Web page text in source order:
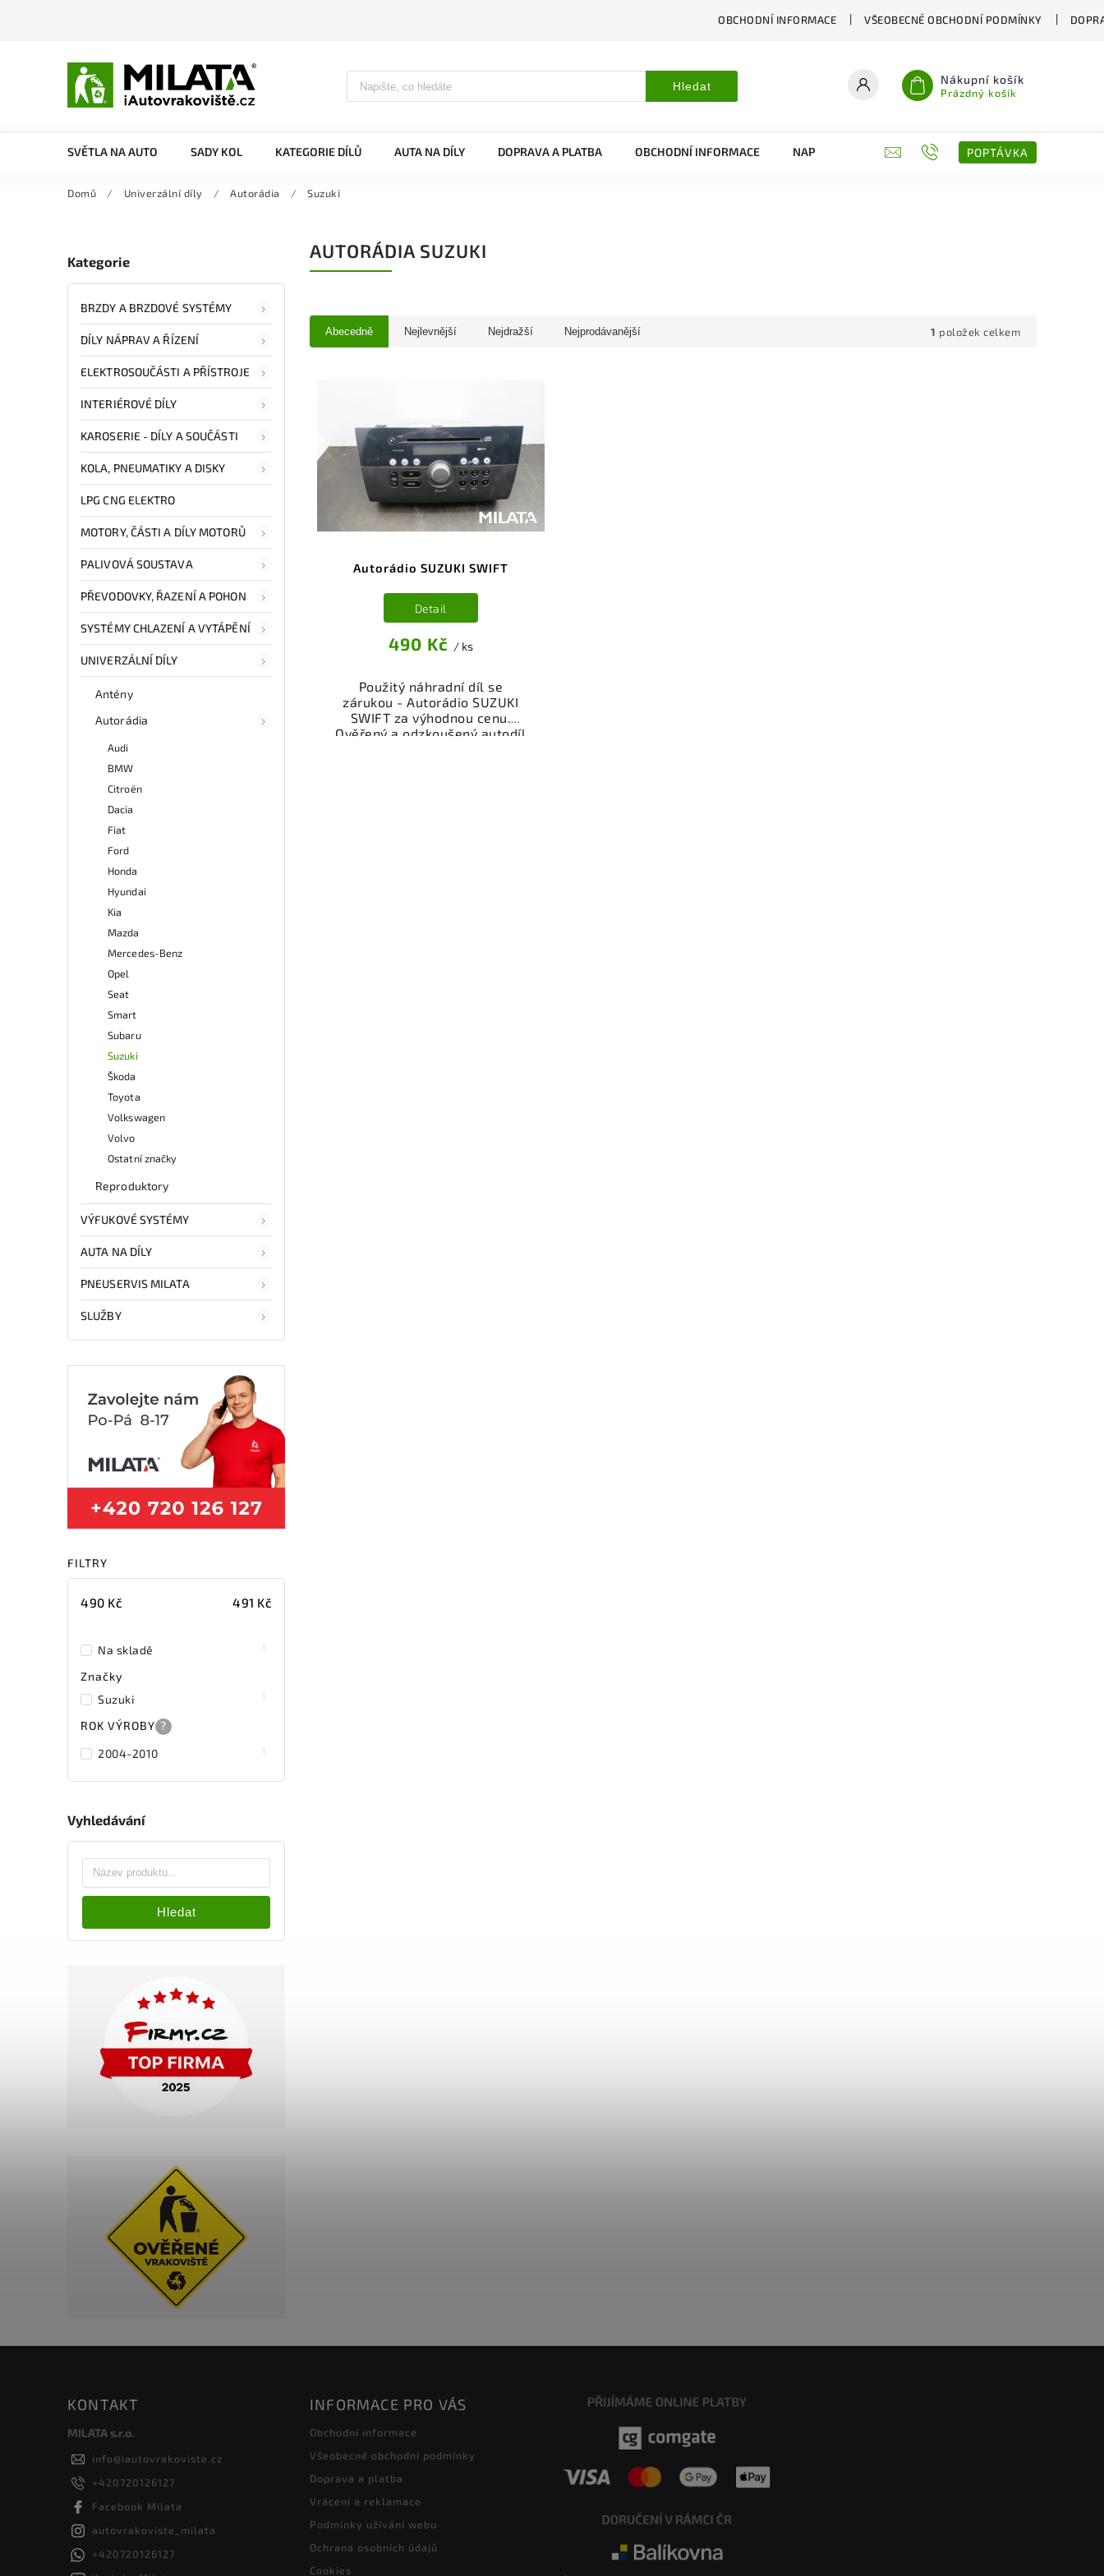
OBCHODNÍ INFORMACE VŠEOBECNÉ OBCHODNÍ PODMÍNKY
Hledat Nákupní košík
Prázdný košík
SVĚTLA NA AUTO SADY KOL KATEGORIE DÍLŮ AUTA NA DÍLY DOPRAVA A PLATBA OBCHODNÍ INFORMACE NAPIŠTE NÁM KONTAKTY POPTÁVKA
Domů / Univerzální díly / Autorádia / Suzuki
Kategorie
BRZDY A BRZDOVÉ SYSTÉMY
DÍLY NÁPRAV A ŘÍZENÍ
ELEKTROSOUČÁSTI A PŘÍSTROJE
INTERIÉROVÉ DÍLY
KAROSERIE - DÍLY A SOUČÁSTI
KOLA, PNEUMATIKY A DISKY
LPG CNG ELEKTRO
MOTORY, ČÁSTI A DÍLY MOTORŮ
PALIVOVÁ SOUSTAVA
PŘEVODOVKY, ŘAZENÍ A POHON
SYSTÉMY CHLAZENÍ A VYTÁPĚNÍ
UNIVERZÁLNÍ DÍLY
Antény
Autorádia
Audi
BMW
Citroën
Dacia
Fiat
Ford
Honda
Hyundai
Kia
Mazda
Mercedes-Benz
Opel
Seat
Smart
Subaru
Suzuki
Škoda
Toyota
Volkswagen
Volvo
Ostatní značky
Reproduktory
VÝFUKOVÉ SYSTÉMY
AUTA NA DÍLY
PNEUSERVIS MILATA
SLUŽBY
FILTRY
490 Kč 491 Kč
Na skladě 1
Značky
Suzuki
1
ROK VÝROBY ?
2004-2010
1
Vyhledávání
Hledat
AUTORÁDIA SUZUKI
Abecedně Nejlevnější Nejdražší Nejprodávanější 1 položek celkem
Autorádio SUZUKI SWIFT
490 Kč / ks
Detail
Použitý náhradní díl se
zárukou - Autorádio SUZUKI
SWIFT za výhodnou cenu.
Ověřený a odzkoušený autodíl
KONTAKT
MILATA s.r.o.
info@iautovrakoviste.cz
+420720126127
Facebook Milata
autovrakoviste_milata
+420720126127
INFORMACE PRO VÁS
Obchodní informace
Všeobecné obchodní podmínky
Doprava a platba
Vrácení a reklamace
Podmínky užívání webu
Ochrana osobních údajů
Cookies